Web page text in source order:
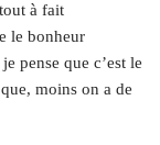
à fait
le bonheur
pense que c’est le
moins on a de